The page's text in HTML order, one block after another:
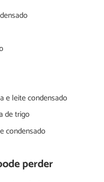
e leite condensado
de trigo
condensado
perder